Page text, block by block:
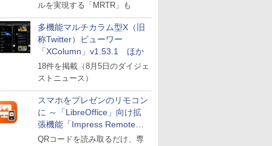
ルを実現する「MRTR」も
多機能マルチカラム型X（旧
称Twitter）ビューワー
「XColumn」v1.53.1 ほか
18件を掲載（8月5日のダイジェ
ストニュース）
スマホをプレゼンのリモコン
に ～「LibreOffice」向け拡
張機能「Impress Remote」
が公開
QRコードを読み取るだけ、専